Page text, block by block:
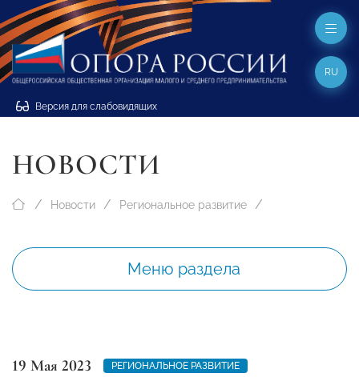
Версия для слабовидящих
RU
НОВОСТИ
Новости Региональное развитие
Меню раздела
19 Мая 2023
РЕГИОНАЛЬНОЕ РАЗВИТИЕ